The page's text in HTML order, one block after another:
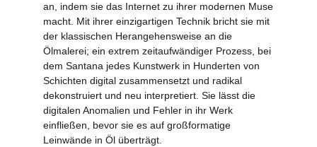
an, indem sie das Internet zu ihrer modernen Muse
macht. Mit ihrer einzigartigen Technik bricht sie mit
der klassischen Herangehensweise an die
Ölmalerei; ein extrem zeitaufwändiger Prozess, bei
dem Santana jedes Kunstwerk in Hunderten von
Schichten digital zusammensetzt und radikal
dekonstruiert und neu interpretiert. Sie lässt die
digitalen Anomalien und Fehler in ihr Werk
einfließen, bevor sie es auf großformatige
Leinwände in Öl überträgt.